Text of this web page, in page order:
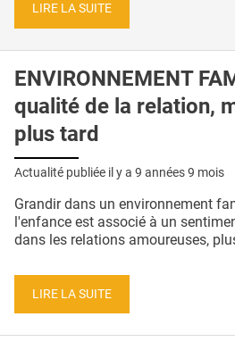
LIRE LA SUITE
ENVIRONNEMENT
qualité de la relation,
plus tard
Actualité publiée il y a 9 années 9 mois
Grandir dans un environnement
l'enfance est associé à un
dans les relations amoureuses,
LIRE LA SUITE